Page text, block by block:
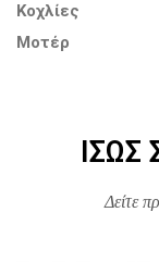
Κοχλίες
Μοτέρ
ΊΣΩΣ
Δείτε